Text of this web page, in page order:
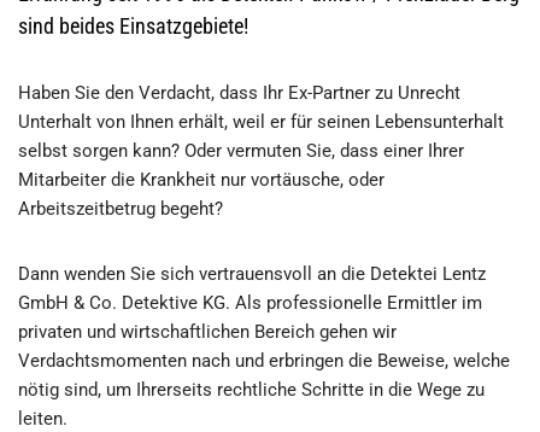
sind beides Einsatzgebiete!
Haben Sie den Verdacht, dass Ihr Ex-Partner zu Unrecht
Unterhalt von Ihnen erhält, weil er für seinen Lebensunterhalt
selbst sorgen kann? Oder vermuten Sie, dass einer Ihrer
Mitarbeiter die Krankheit nur vortäusche, oder
Arbeitszeitbetrug begeht?
Dann wenden Sie sich vertrauensvoll an die Detektei Lentz
GmbH & Co. Detektive KG. Als professionelle Ermittler im
privaten und wirtschaftlichen Bereich gehen wir
Verdachtsmomenten nach und erbringen die Beweise, welche
nötig sind, um Ihrerseits rechtliche Schritte in die Wege zu
leiten.